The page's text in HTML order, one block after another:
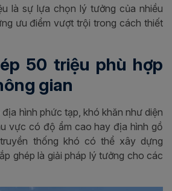
là sự lựa chọn lý tưởng của nhiều
ưu điểm vượt trội trong cách thiết
50 triệu phù hợp
gian
hình phức tạp, khó khăn như diện
vực có độ ẩm cao hay địa hình gồ
thống khó có thể xây dựng
ghép là giải pháp lý tưởng cho các